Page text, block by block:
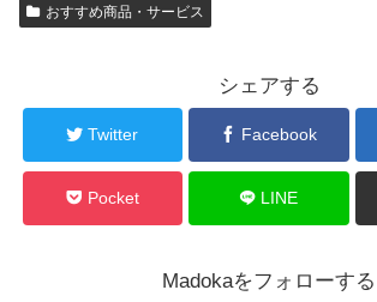
おすすめ商品・サービス
シェアする
Twitter Facebook
Pocket LINE
Madokaをフォローする